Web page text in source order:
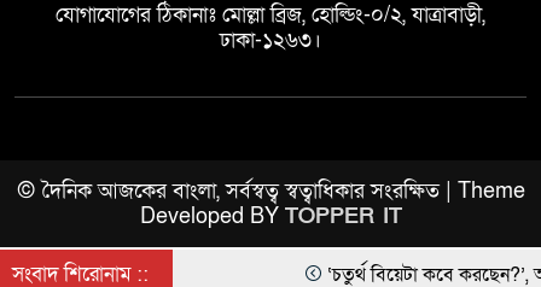
যোগাযোগের ঠিকানাঃ মোল্লা ব্রিজ, হোল্ডিং-০/২, যাত্রাবাড়ী,
ঢাকা-১২৬৩।
© দৈনিক আজকের বাংলা, সর্বস্বত্ব স্বত্বাধিকার সংরক্ষিত | Theme
Developed BY TOPPER IT
সংবাদ শিরোনাম :: ‘চতুর্থ বিয়েটা কবে করছেন?’,